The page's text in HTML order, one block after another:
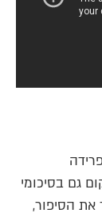
גם בסיכומי
את הסיפור,